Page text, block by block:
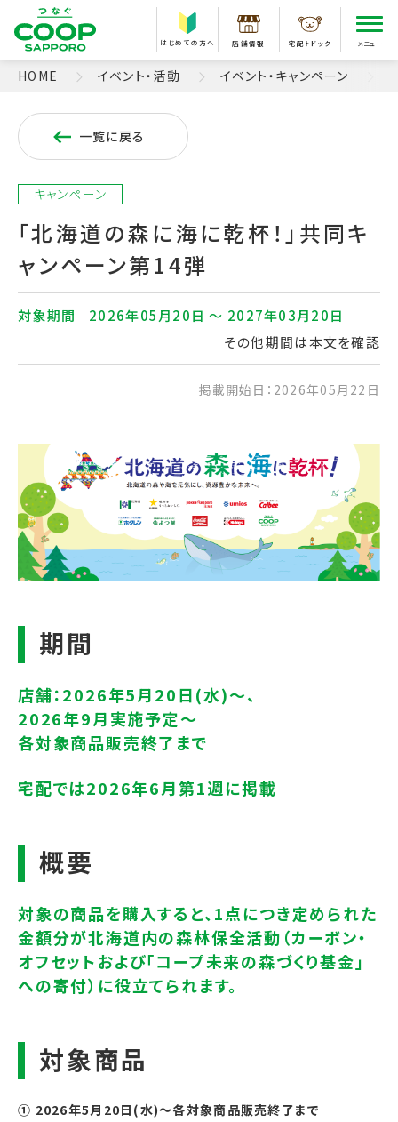
はじめての方へ 店舗情報 宅配トドック メニュー
HOME イベント・活動 イベント・キャンペーン
一覧に戻る
キャンペーン
「北海道の森に海に乾杯！」共同キ
ャンペーン第14弾
対象期間
2026年05月20日 〜 2027年03月20日
その他期間は本文を確認
掲載開始日：2026年05月22日
① 2026年5月20日(水)～各対象商品販売終了まで